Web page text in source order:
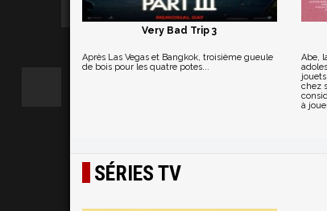
Very Bad Trip 3
Après Las Vegas et Bangkok, troisième gueule
de bois pour les quatre potes...
Abe,
chez
à
SÉRIES TV